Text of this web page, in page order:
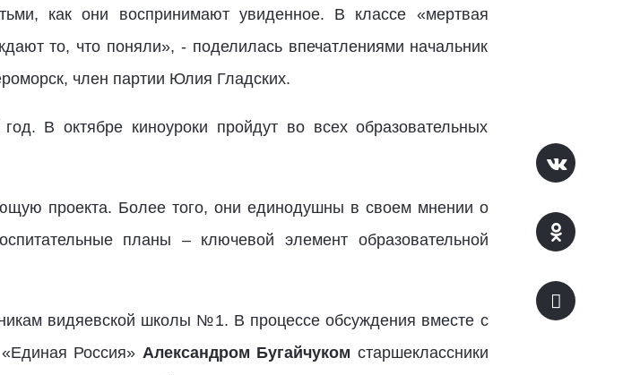
как они воспринимают увиденное. В классе «мертвая
то, что поняли», - поделилась впечатлениями начальник
член партии Юлия Гладских.
В октябре киноуроки пройдут во всех образовательных
проекта. Более того, они единодушны в своем мнении о
планы – ключевой элемент образовательной
видяевской школы №1. В процессе обсуждения вместе с
Россия» Александром Бугайчуком старшеклассники